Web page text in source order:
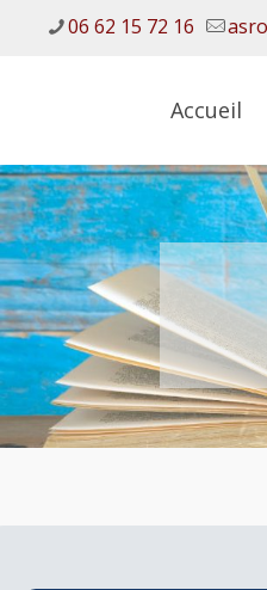
06 62 15 72 16
Accueil